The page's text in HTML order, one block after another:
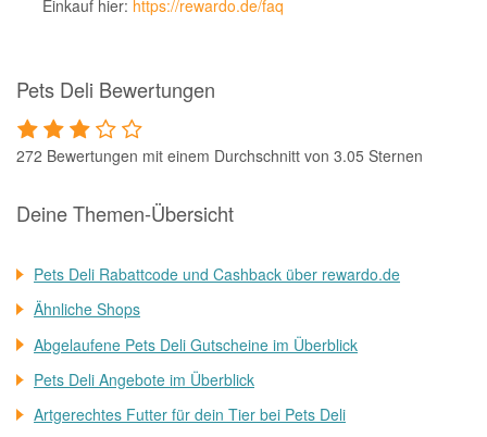
Einkauf hier: https://rewardo.de/faq
Pets Deli Bewertungen
272 Bewertungen mit einem Durchschnitt von 3.05 Sternen
Deine Themen-Übersicht
Pets Deli Rabattcode und Cashback über rewardo.de
Ähnliche Shops
Abgelaufene Pets Deli Gutscheine im Überblick
Pets Deli Angebote im Überblick
Artgerechtes Futter für dein Tier bei Pets Deli